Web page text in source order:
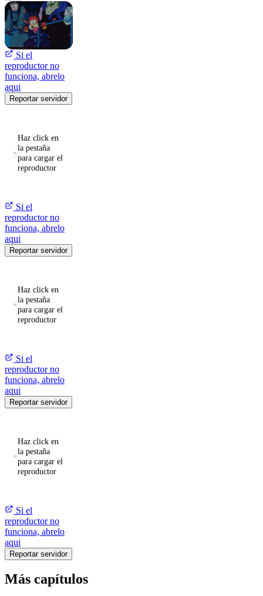
Si el
reproductor no
funciona, abrelo
aqui
Reportar servidor
Haz click en
la pestaña
para cargar el
reproductor
Si el
reproductor no
funciona, abrelo
aqui
Reportar servidor
Haz click en
la pestaña
para cargar el
reproductor
Si el
reproductor no
funciona, abrelo
aqui
Reportar servidor
Haz click en
la pestaña
para cargar el
reproductor
Si el
reproductor no
funciona, abrelo
aqui
Reportar servidor
Más capítulos